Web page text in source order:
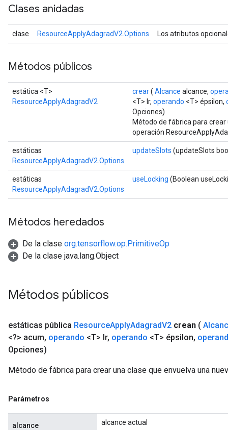
Clases anidadas
clase ResourceApplyAdagradV2.Options Los atributos
Métodos públicos
estática <T>
ResourceApplyAdagradV2
crear( Alcance alcance,
<T> lr, operando <T> épsilon,
Opciones)
Método de fábrica para
operación
estáticas
ResourceApplyAdagradV2.Options
updateSlots (updateSlots
estáticas
ResourceApplyAdagradV2.Options
useLocking (Boolean
Métodos heredados
De la clase org.tensorflow.op.PrimitiveOp
De la clase java.lang.Object
Métodos públicos
estáticas pública ResourceApplyAdagradV2 crean (
<?> acum, operando <T> lr, operando <T> épsilon,
Opciones)
Método de fábrica para crear una clase que envuelva una
Parámetros
alcance alcance actual